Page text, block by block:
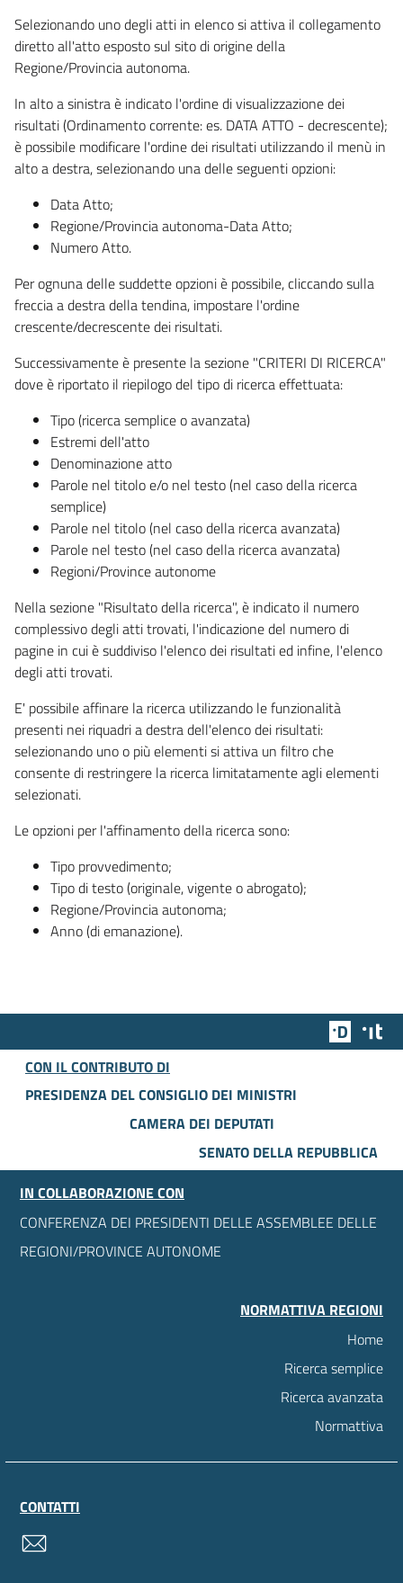
Selezionando uno degli atti in elenco si attiva il collegamento
diretto all'atto esposto sul sito di origine della
Regione/Provincia autonoma.
In alto a sinistra è indicato l'ordine di visualizzazione dei
risultati (Ordinamento corrente: es. DATA ATTO - decrescente);
è possibile modificare l'ordine dei risultati utilizzando il menù in
alto a destra, selezionando una delle seguenti opzioni:
Data Atto;
Regione/Provincia autonoma-Data Atto;
Numero Atto.
Per ognuna delle suddette opzioni è possibile, cliccando sulla
freccia a destra della tendina, impostare l'ordine
crescente/decrescente dei risultati.
Successivamente è presente la sezione "CRITERI DI RICERCA"
dove è riportato il riepilogo del tipo di ricerca effettuata:
Tipo (ricerca semplice o avanzata)
Estremi dell'atto
Denominazione atto
Parole nel titolo e/o nel testo (nel caso della ricerca
semplice)
Parole nel titolo (nel caso della ricerca avanzata)
Parole nel testo (nel caso della ricerca avanzata)
Regioni/Province autonome
Nella sezione "Risultato della ricerca", è indicato il numero
complessivo degli atti trovati, l'indicazione del numero di
pagine in cui è suddiviso l'elenco dei risultati ed infine, l'elenco
degli atti trovati.
E' possibile affinare la ricerca utilizzando le funzionalità
presenti nei riquadri a destra dell'elenco dei risultati:
selezionando uno o più elementi si attiva un filtro che
consente di restringere la ricerca limitatamente agli elementi
selezionati.
Le opzioni per l'affinamento della ricerca sono:
Tipo provvedimento;
Tipo di testo (originale, vigente o abrogato);
Regione/Provincia autonoma;
Anno (di emanazione).
Team
CON IL CONTRIBUTO DI
PRESIDENZA DEL CONSIGLIO DEI MINISTRI
CAMERA DEI DEPUTATI
SENATO DELLA REPUBBLICA
IN COLLABORAZIONE CON
CONFERENZA DEI PRESIDENTI DELLE ASSEMBLEE DELLE
REGIONI/PROVINCE AUTONOME
NORMATTIVA REGIONI
Home
Ricerca semplice
Ricerca avanzata
Normattiva
CONTATTI